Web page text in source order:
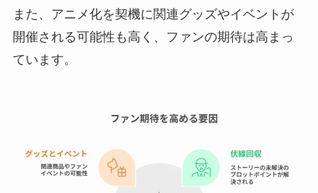
また、アニメ化を契機に関連グッズやイベントが
開催される可能性も高く、ファンの期待は高まっ
ています。